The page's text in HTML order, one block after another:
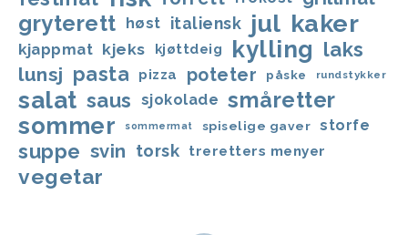
gryterett høst italiensk jul kaker
kjappmat kjeks kjøttdeig kylling laks
lunsj pasta pizza poteter påske rundstykker
salat saus sjokolade småretter
sommer sommermat spiselige gaver storfe
suppe svin torsk treretters menyer
vegetar